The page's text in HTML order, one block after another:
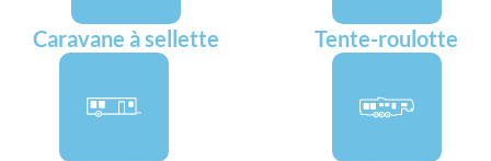
Caravane à sellette Tente-roulotte